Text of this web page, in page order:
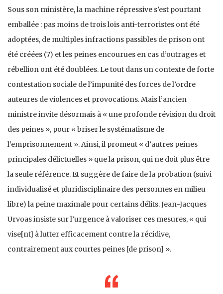
Sous son ministère, la machine répressive s’est pourtant
emballée : pas moins de trois lois anti-terroristes ont été
adoptées, de multiples infractions passibles de prison ont
été créées (7) et les peines encourues en cas d’outrages et
rébellion ont été doublées. Le tout dans un contexte de forte
contestation sociale de l’impunité des forces de l’ordre
auteures de violences et provocations. Mais l’ancien
ministre invite désormais à « une profonde révision du droit
des peines », pour « briser le systématisme de
l’emprisonnement ». Ainsi, il promeut « d’autres peines
principales délictuelles » que la prison, qui ne doit plus être
la seule référence. Et suggère de faire de la probation (suivi
individualisé et pluridisciplinaire des personnes en milieu
libre) la peine maximale pour certains délits. Jean-Jacques
Urvoas insiste sur l’urgence à valoriser ces mesures, « qui
vise[nt] à lutter efficacement contre la récidive,
contrairement aux courtes peines [de prison] ».